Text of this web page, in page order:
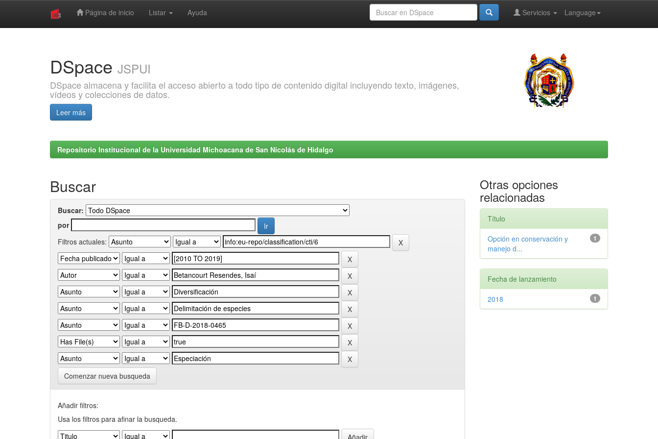
Página de inicio Listar Ayuda Language
Servicios
DSpace JSPUI
DSpace almacena y facilita el acceso abierto a todo tipo de contenido digital incluyendo texto, imágenes,
vídeos y colecciones de datos.
Leer más
Repositorio Institucional de la Universidad Michoacana de San Nicolás de Hidalgo
Buscar
Buscar:
por
Filtros actuales:
Comenzar nueva busqueda
Añadir filtros:
Usa los filtros para afinar la busqueda.
Otras opciones
relacionadas
Título
1
Opción en conservación y
manejo d...
Fecha de lanzamiento
1
2018